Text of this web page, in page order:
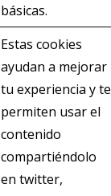
básicas.
Estas cookies
ayudan a mejorar
tu experiencia y te
permiten usar el
contenido
compartiéndolo
en twitter,